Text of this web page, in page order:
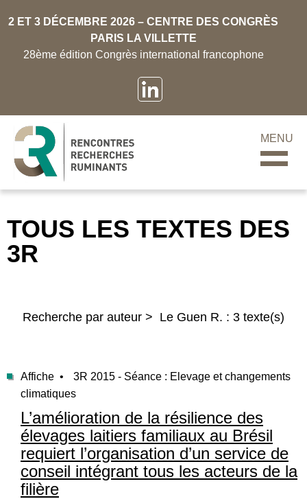
2 ET 3 DÉCEMBRE 2026 – CENTRE DES CONGRÈS
PARIS LA VILLETTE
28ème édition Congrès international francophone
MENU
TOUS LES TEXTES DES
3R
Recherche par auteur > Le Guen R. : 3 texte(s)
Affiche •
3R 2015 - Séance : Elevage et changements
climatiques
L’amélioration de la résilience des
élevages laitiers familiaux au Brésil
requiert l’organisation d’un service de
conseil intégrant tous les acteurs de la
filière